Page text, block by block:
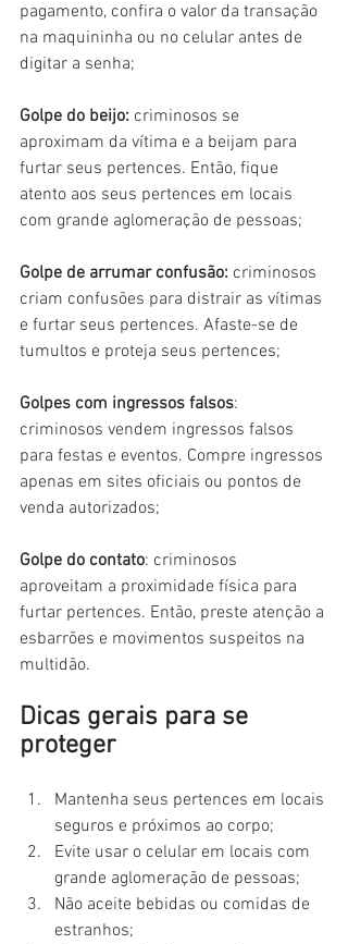
pagamento, confira o valor da transação
na maquininha ou no celular antes de
digitar a senha;
Golpe do beijo: criminosos se
aproximam da vítima e a beijam para
furtar seus pertences. Então, fique
atento aos seus pertences em locais
com grande aglomeração de pessoas;
Golpe de arrumar confusão: criminosos
criam confusões para distrair as vítimas
e furtar seus pertences. Afaste-se de
tumultos e proteja seus pertences;
Golpes com ingressos falsos:
criminosos vendem ingressos falsos
para festas e eventos. Compre ingressos
apenas em sites oficiais ou pontos de
venda autorizados;
Golpe do contato: criminosos
aproveitam a proximidade física para
furtar pertences. Então, preste atenção a
esbarrões e movimentos suspeitos na
multidão.
Dicas gerais para se
proteger
Mantenha seus pertences em locais
seguros e próximos ao corpo;
Evite usar o celular em locais com
grande aglomeração de pessoas;
Não aceite bebidas ou comidas de
estranhos;